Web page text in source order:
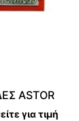
ASTOR
για τιμή